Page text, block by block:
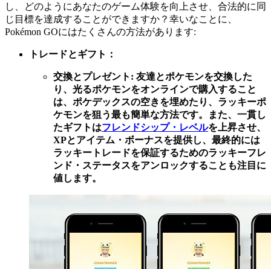
し、どのようにあなたのゲーム体験を向上させ、合法的に同
じ目標を達成することができますか？幸いなことに、
Pokémon GOにはたくさんの方法があります:
トレードとギフト：
交換とプレゼント: 友達とポケモンを交換した
り、光るポケモンをオンラインで購入すること
は、ポケデックスの空きを埋めたり、ラッキーポ
ケモンを狙う最も簡単な方法です。また、一貫し
たギフトはフレンドシップ・レベルを上昇させ、
XPとアイテム・ボーナスを提供し、最終的には
ラッキートレードを保証するためのラッキーフレ
ンド・ステータスをアンロックすることも注目に
値します。